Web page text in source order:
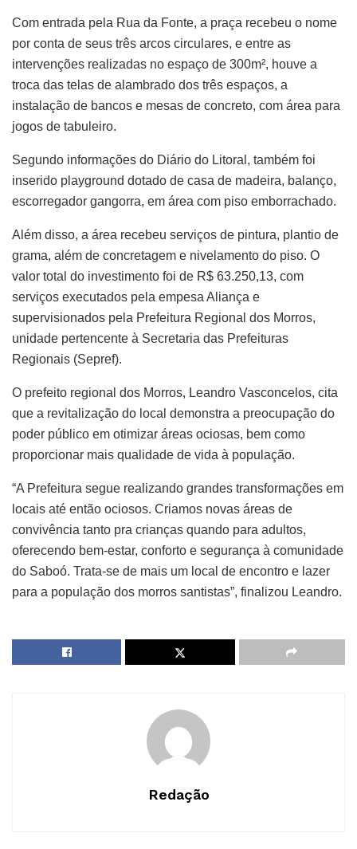
Com entrada pela Rua da Fonte, a praça recebeu o nome
por conta de seus três arcos circulares, e entre as
intervenções realizadas no espaço de 300m², houve a
troca das telas de alambrado dos três espaços, a
instalação de bancos e mesas de concreto, com área para
jogos de tabuleiro.
Segundo informações do Diário do Litoral, também foi
inserido playground dotado de casa de madeira, balanço,
escorregador gangorra, em área com piso emborrachado.
Além disso, a área recebeu serviços de pintura, plantio de
grama, além de concretagem e nivelamento do piso. O
valor total do investimento foi de R$ 63.250,13, com
serviços executados pela empesa Aliança e
supervisionados pela Prefeitura Regional dos Morros,
unidade pertencente à Secretaria das Prefeituras
Regionais (Sepref).
O prefeito regional dos Morros, Leandro Vasconcelos, cita
que a revitalização do local demonstra a preocupação do
poder público em otimizar áreas ociosas, bem como
proporcionar mais qualidade de vida à população.
“A Prefeitura segue realizando grandes transformações em
locais até então ociosos. Criamos novas áreas de
convivência tanto pra crianças quando para adultos,
oferecendo bem-estar, conforto e segurança à comunidade
do Saboó. Trata-se de mais um local de encontro e lazer
para a população dos morros santistas”, finalizou Leandro.
Redação